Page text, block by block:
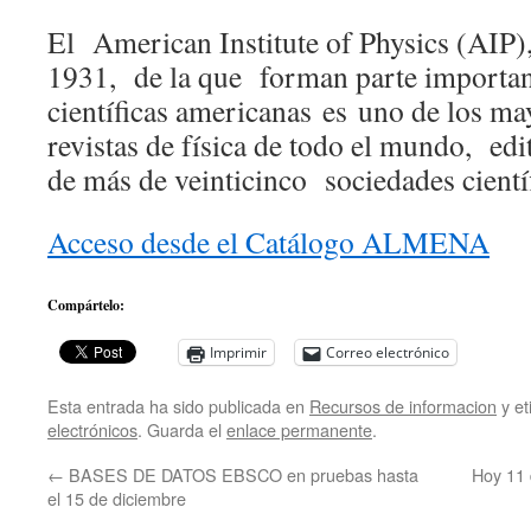
El American Institute of Physics
1931, de la que forman parte
científicas americanas es uno de los
revistas de física de todo el mundo,
de más de veinticinco sociedades
Acceso desde el Catálogo ALMENA
Compártelo:
Imprimir Correo electrónico
Esta entrada ha sido publicada en Recursos de informacion y
electrónicos. Guarda el enlace permanente.
← BASES DE DATOS EBSCO en pruebas hasta
el 15 de diciembre
Hoy